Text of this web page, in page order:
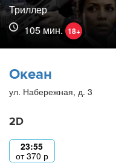
Триллер
105 мин. 18+
Океан
ул. Набережная, д. 3
2D
23:55
от370 р